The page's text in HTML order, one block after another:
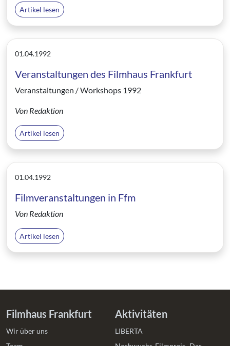
Artikel lesen
01.04.1992
Veranstaltungen des Filmhaus Frankfurt
Veranstaltungen / Workshops 1992
Von Redaktion
Artikel lesen
01.04.1992
Filmveranstaltungen in Ffm
Von Redaktion
Artikel lesen
Filmhaus Frankfurt
Wir über uns
Aktivitäten
LIBERTA